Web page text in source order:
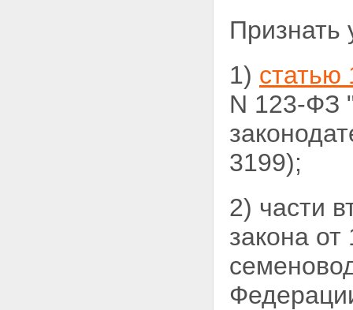
Признать
1) статью
N 123-ФЗ
3199);
2) части
закона